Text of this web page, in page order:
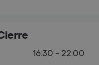
16:30 - 22:00